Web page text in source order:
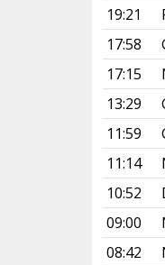
19:21
17:58
17:15
13:29
11:59
11:14
10:52
09:00
08:42